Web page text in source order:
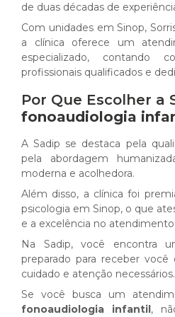
de duas décadas de
Com unidades em Sinop,
a clínica oferece um
especializado,
profissionais qualificados e
Por Que Escolher a
fonoaudiologia
A Sadip se destaca pela
pela abordagem
moderna e acolhedora.
Além disso, a clínica foi
psicologia em Sinop, o que
e a excelência no
Na Sadip, você encontra
preparado para receber
cuidado e atenção necessários.
Se você busca um
fonoaudiologia infantil,